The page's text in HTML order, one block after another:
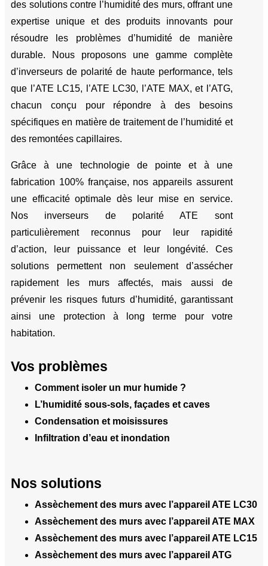
des solutions contre l’humidité des murs, offrant une
expertise unique et des produits innovants pour
résoudre les problèmes d’humidité de manière
durable. Nous proposons une gamme complète
d’inverseurs de polarité de haute performance, tels
que l’ATE LC15, l’ATE LC30, l’ATE MAX, et l’ATG,
chacun conçu pour répondre à des besoins
spécifiques en matière de traitement de l’humidité et
des remontées capillaires.
Grâce à une technologie de pointe et à une
fabrication 100% française, nos appareils assurent
une efficacité optimale dès leur mise en service.
Nos inverseurs de polarité ATE sont
particulièrement reconnus pour leur rapidité
d’action, leur puissance et leur longévité. Ces
solutions permettent non seulement d’assécher
rapidement les murs affectés, mais aussi de
prévenir les risques futurs d’humidité, garantissant
ainsi une protection à long terme pour votre
habitation.
Vos problèmes
Comment isoler un mur humide ?
L’humidité sous-sols, façades et caves
Condensation et moisissures
Infiltration d’eau et inondation
Nos solutions
Assèchement des murs avec l’appareil ATE LC30
Assèchement des murs avec l’appareil ATE MAX
Assèchement des murs avec l’appareil ATE LC15
Assèchement des murs avec l’appareil ATG